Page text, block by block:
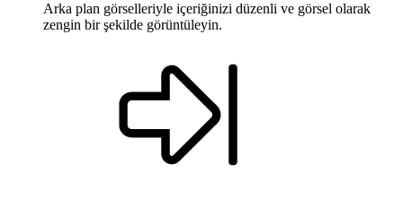
Arka plan görselleriyle içeriğinizi düzenli ve görsel olarak
zengin bir şekilde görüntüleyin.